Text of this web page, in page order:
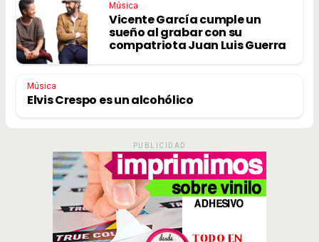
Música
Vicente García cumple un
sueño al grabar con su
compatriota Juan Luis Guerra
Música
Elvis Crespo es un alcohólico
PUBLICIDAD